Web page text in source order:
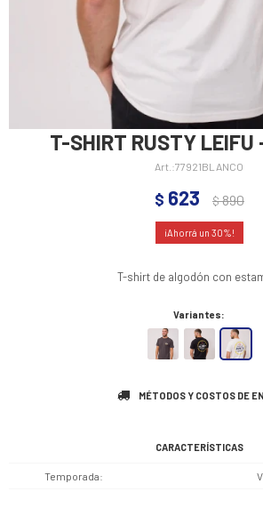
T-SHIRT RUSTY LEIFU
77921BLANCO
$ 623 $890
30
T-shirt de algodón con
Variantes:
MÉTODOS Y COSTOS DE
CARACTERÍSTICAS
Temporada